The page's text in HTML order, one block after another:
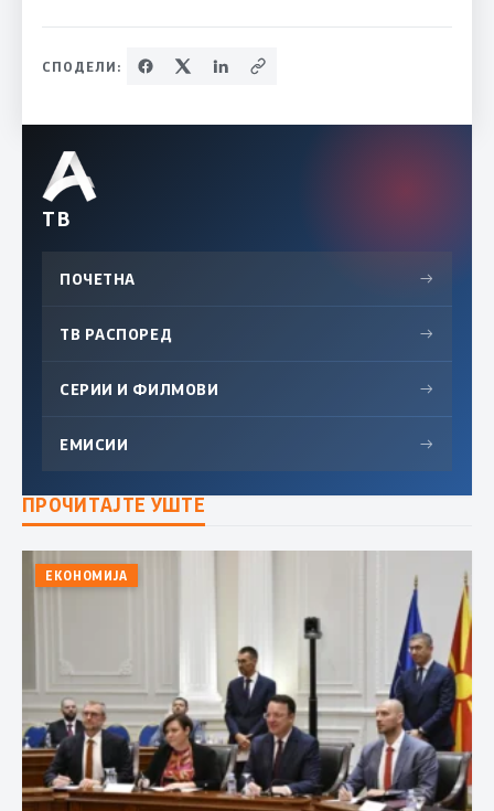
СПОДЕЛИ:
ТВ
ПОЧЕТНА →
ТВ РАСПОРЕД →
СЕРИИ И ФИЛМОВИ →
ЕМИСИИ →
ПРОЧИТАЈТЕ УШТЕ
ЕКОНОМИЈА